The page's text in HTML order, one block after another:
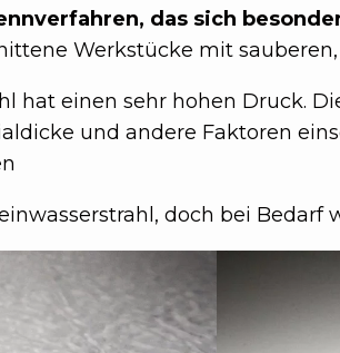
das sich
Werkstücke mit
hat einen sehr hohen Druck.
und andere Faktoren
doch bei Bedarf